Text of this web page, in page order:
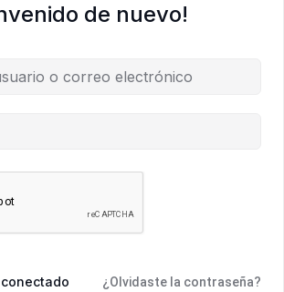
de nuevo!
¿Olvidaste la contraseña?